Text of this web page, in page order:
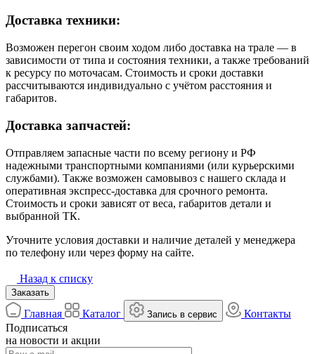
Доставка техники:
Возможен перегон своим ходом либо доставка на трале — в
зависимости от типа и состояния техники, а также требований
к ресурсу по моточасам. Стоимость и сроки доставки
рассчитываются индивидуально с учётом расстояния и
габаритов.
Доставка запчастей:
Отправляем запасные части по всему региону и РФ
надежными транспортными компаниями (или курьерскими
службами). Также возможен самовывоз с нашего склада и
оперативная экспресс-доставка для срочного ремонта.
Стоимость и сроки зависят от веса, габаритов детали и
выбранной ТК.
Уточните условия доставки и наличие деталей у менеджера
по телефону или через форму на сайте.
Назад к списку
Заказать
Главная Каталог Запись в сервис
Контакты
Подписаться
на новости и акции